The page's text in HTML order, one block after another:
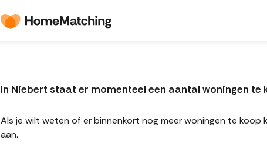
In Niebert staat er momenteel een aantal woningen te
Als je wilt weten of er binnenkort nog meer woningen te
aan.